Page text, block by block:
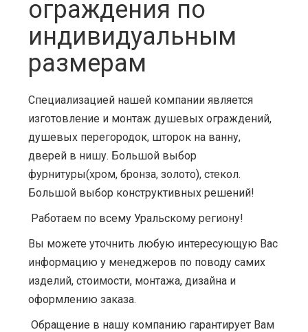
ограждения по
индивидуальным
размерам
Специализацией нашей компании является
изготовление и монтаж душевых ограждений,
душевых перегородок, шторок на ванну,
дверей в нишу. Большой выбор
фурнитуры(хром, бронза, золото), стекол.
Большой выбор конструктивных решений!
Работаем по всему Уральскому региону!
Вы можете уточнить любую интересующую Вас
информацию у менеджеров по поводу самих
изделий, стоимости, монтажа, дизайна и
оформлению заказа.
Обращение в нашу компанию гарантирует Вам